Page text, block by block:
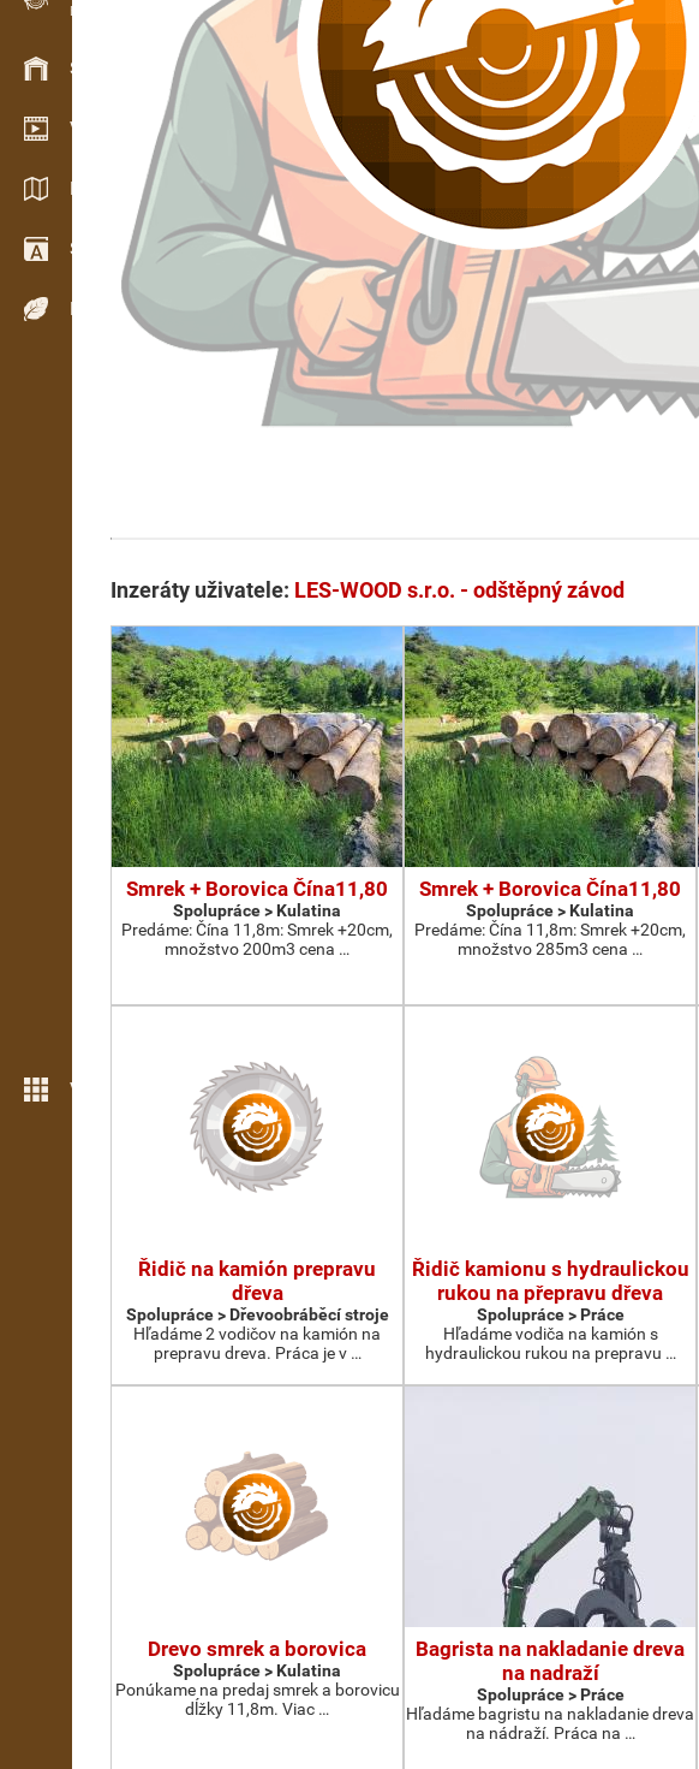
Evidence dřeva v terénu
Skladové hospodářství
Video showroom
Katalogy / Brožury
Slovník
Dřeviny
Více možností
Inzeráty uživatele: LES-WOOD s.r.o. - odštěpný závod
Smrek + Borovica Čína11,80
Spolupráce > Kulatina
Predáme: Čína 11,8m: Smrek +20cm,
množstvo 200m3 cena …
Smrek + Borovica Čína11,80
Spolupráce > Kulatina
Predáme: Čína 11,8m: Smrek +20cm,
množstvo 285m3 cena …
Řidič na kamión prepravu
dřeva
Spolupráce > Dřevoobráběcí stroje
Hľadáme 2 vodičov na kamión na
prepravu dreva. Práca je v …
Řidič kamionu s hydraulickou
rukou na přepravu dřeva
Spolupráce > Práce
Hľadáme vodiča na kamión s
hydraulickou rukou na prepravu …
Drevo smrek a borovica
Spolupráce > Kulatina
Ponúkame na predaj smrek a borovicu
dĺžky 11,8m. Viac …
Bagrista na nakladanie dreva
na nadraží
Spolupráce > Práce
Hľadáme bagristu na nakladanie dreva
na nádraží. Práca na …